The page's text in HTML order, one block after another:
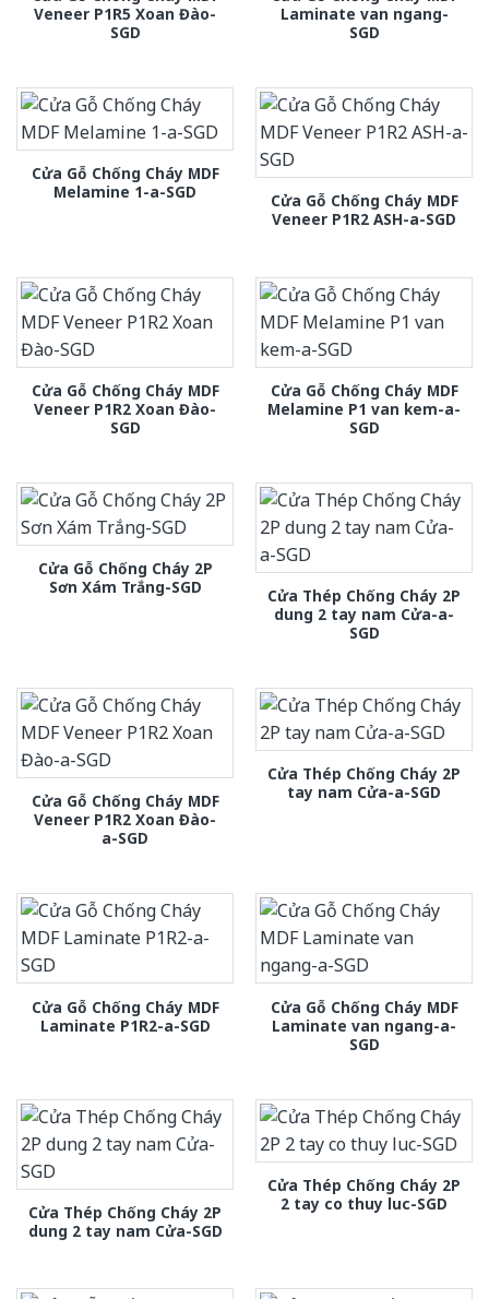
Veneer P1R5 Xoan Đào-
SGD
Laminate van ngang-
SGD
Cửa Gỗ Chống Cháy MDF
Melamine 1-a-SGD
Cửa Gỗ Chống Cháy MDF
Veneer P1R2 ASH-a-SGD
Cửa Gỗ Chống Cháy MDF
Veneer P1R2 Xoan Đào-
SGD
Cửa Gỗ Chống Cháy MDF
Melamine P1 van kem-a-
SGD
Cửa Gỗ Chống Cháy 2P
Sơn Xám Trắng-SGD
Cửa Thép Chống Cháy 2P
dung 2 tay nam Cửa-a-
SGD
Cửa Gỗ Chống Cháy MDF
Veneer P1R2 Xoan Đào-
a-SGD
Cửa Thép Chống Cháy 2P
tay nam Cửa-a-SGD
Cửa Gỗ Chống Cháy MDF
Laminate P1R2-a-SGD
Cửa Gỗ Chống Cháy MDF
Laminate van ngang-a-
SGD
Cửa Thép Chống Cháy 2P
dung 2 tay nam Cửa-SGD
Cửa Thép Chống Cháy 2P
2 tay co thuy luc-SGD